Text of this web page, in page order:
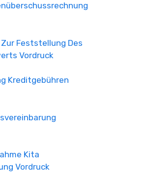
Feststellung Des
Vordruck
Kreditgebühren
Kita
Vordruck